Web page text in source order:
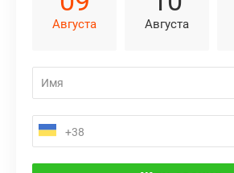
Августа Августа